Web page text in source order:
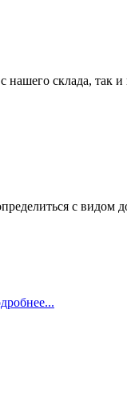
нашего склада, так
с видом